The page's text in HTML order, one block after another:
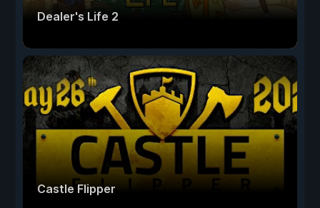
Dealer's Life 2
Castle Flipper